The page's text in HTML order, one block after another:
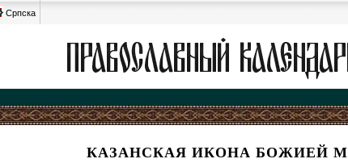
Српска
КАЗАНСКАЯ ИКОНА БОЖИЕЙ